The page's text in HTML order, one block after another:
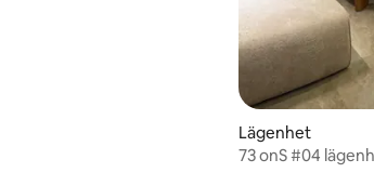
Lägenhet
73 onS #04